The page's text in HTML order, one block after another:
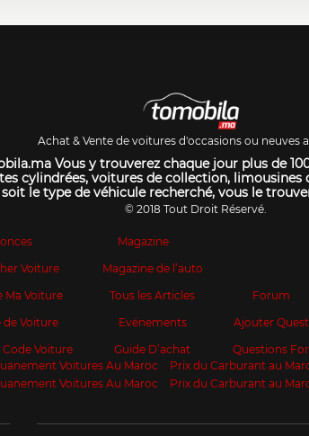
Achat & Vente de voitures d'occasions ou neuves
Vous y trouverez chaque jour plus de
cylindrées, voitures de collection, limousines
le type de véhicule recherché, vous le
© 2018 Tout Droit Réservé.
Voiture
Ma Voiture
de Voiture
Code Voiture
Magazine
Magazine de l’auto
Tous les Articles
Evénements
Guide D’achat
Forum
Ajouter
Questions
Voitures Au Maroc
Prix du Carburant au
Voitures Au Maroc
Prix du Carburant au